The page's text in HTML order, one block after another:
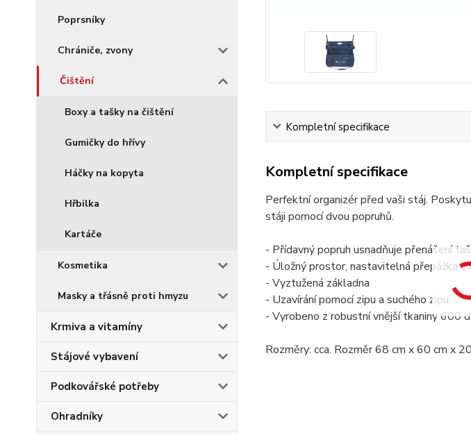
Poprsníky
Chrániče, zvony
Čištění
Boxy a tašky na čištění
Gumičky do hřívy
Háčky na kopyta
Hřbilka
Kartáče
Kosmetika
Masky a třásně proti hmyzu
Krmiva a vitamíny
Stájové vybavení
Podkovářské potřeby
Ohradníky
Kompletní specifikace
Kompletní specifikace
Perfektní organizér před vaši stáj.
stáji pomocí dvou popruhů.
- Přídavný popruh usnadňuje přenášení
- Úložný prostor, nastavitelná přepážka
- Vyztužená základna
- Uzavírání pomocí zipu a suchého zipu
- Vyrobeno z robustní vnější tkaniny 600
Rozměry: cca. Rozměr 68 cm x 60 cm x